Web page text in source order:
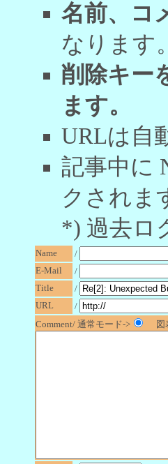
名前、コ
なります。
削除キー
ます。
URLは自
記事中に
クされま
*) 過去ロ
Name
/
E-Mail
/
Title
/
URL
/
Comment/ 通常モード->
図